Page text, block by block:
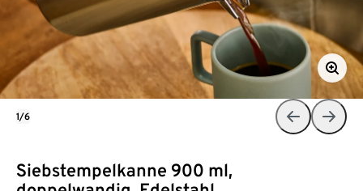
Siebstempelkanne 900 ml,
1/6